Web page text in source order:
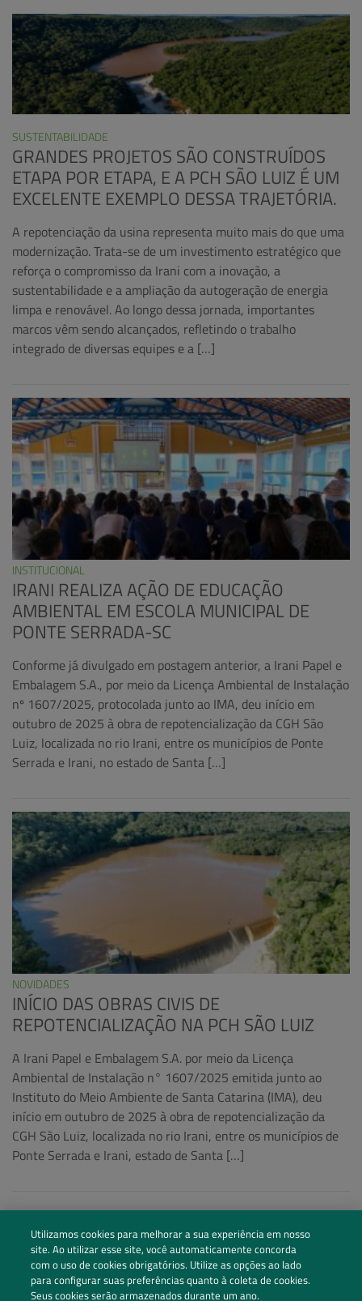
SUSTENTABILIDADE
GRANDES PROJETOS SÃO CONSTRUÍDOS
ETAPA POR ETAPA, E A PCH SÃO LUIZ É UM
EXCELENTE EXEMPLO DESSA TRAJETÓRIA.
A repotenciação da usina representa muito mais do que uma
modernização. Trata-se de um investimento estratégico que
reforça o compromisso da Irani com a inovação, a
sustentabilidade e a ampliação da autogeração de energia
limpa e renovável. Ao longo dessa jornada, importantes
marcos vêm sendo alcançados, refletindo o trabalho
integrado de diversas equipes e a […]
INSTITUCIONAL
IRANI REALIZA AÇÃO DE EDUCAÇÃO
AMBIENTAL EM ESCOLA MUNICIPAL DE
PONTE SERRADA-SC
Conforme já divulgado em postagem anterior, a Irani Papel e
Embalagem S.A., por meio da Licença Ambiental de Instalação
nº 1607/2025, protocolada junto ao IMA, deu início em
outubro de 2025 à obra de repotencialização da CGH São
Luiz, localizada no rio Irani, entre os municípios de Ponte
Serrada e Irani, no estado de Santa […]
NOVIDADES
INÍCIO DAS OBRAS CIVIS DE
REPOTENCIALIZAÇÃO NA PCH SÃO LUIZ
A Irani Papel e Embalagem S.A. por meio da Licença
Ambiental de Instalação n° 1607/2025 emitida junto ao
Instituto do Meio Ambiente de Santa Catarina (IMA), deu
início em outubro de 2025 à obra de repotencialização da
CGH São Luiz, localizada no rio Irani, entre os municípios de
Ponte Serrada e Irani, estado de Santa […]
Utilizamos cookies para melhorar a sua experiência em nosso
site. Ao utilizar esse site, você automaticamente concorda
com o uso de cookies obrigatórios. Utilize as opções ao lado
para configurar suas preferências quanto à coleta de cookies.
Seus cookies serão armazenados durante um ano.